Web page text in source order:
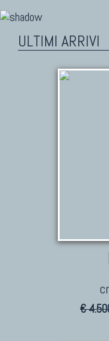
ULTIMI ARRIVI
€